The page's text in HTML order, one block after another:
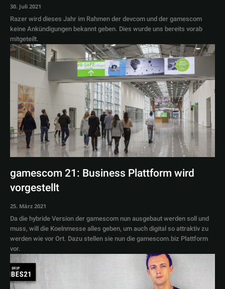
30. Juli 2021
Razer wird dieses Jahr im Rahmen der devcom und der gamescom
keine Ankündigungen bekannt geben. Dies wurde uns bereits vorab
mitgeteilt.
gamescom 21: Business Plattform wird
vorgestellt
25. März 2021
Da die hybride Version der gamescom nun ausgebaut werden soll und
muss, will die Koelnmesse alles geben, um auch digital so attraktiv zu
werden wie vor Ort. Dazu stellen sie nun die gamescom.biz Plattform
vor.